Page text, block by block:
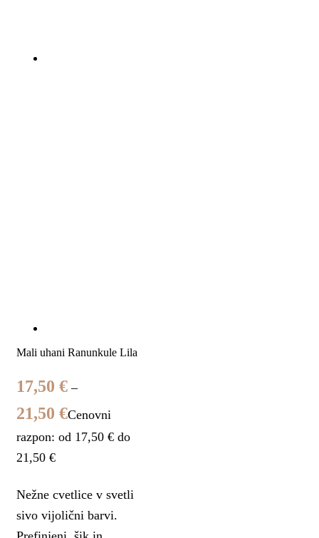
Mali uhani Ranunkule Lila
17,50 € –
21,50 €Cenovni
razpon: od 17,50 € do
21,50 €
Nežne cvetlice v svetli
sivo vijolični barvi.